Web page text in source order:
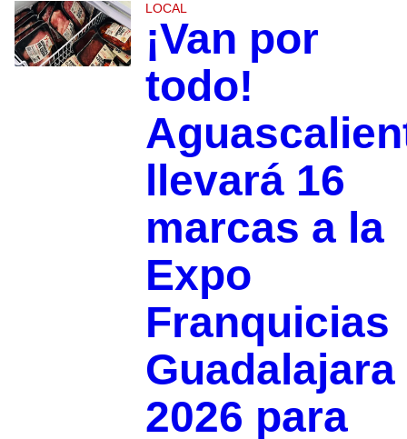
LOCAL
¡Van por
todo!
llevará 16
marcas a la
Expo
Franquicias
Guadalajara
2026 para